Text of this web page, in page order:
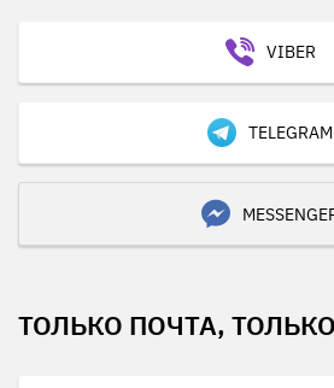
VIBER
TELEGRAM
ТОЛЬКО ПОЧТА,